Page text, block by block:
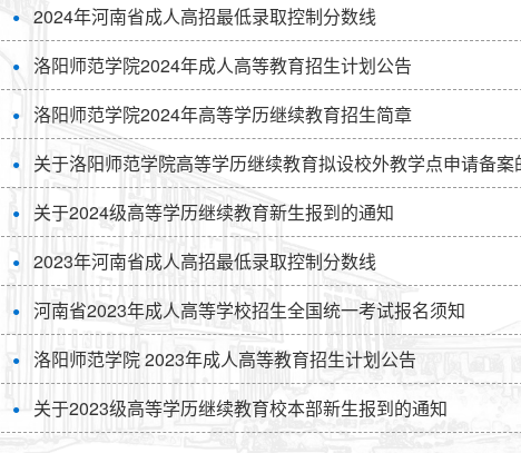
2024年河南省成人高招最低录取控制分数线
洛阳师范学院2024年成人高等教育招生计划公告
洛阳师范学院2024年高等学历继续教育招生简章
关于洛阳师范学院高等学历继续教育拟设校外教学点申请备案
关于2024级高等学历继续教育新生报到的通知
2023年河南省成人高招最低录取控制分数线
河南省2023年成人高等学校招生全国统一考试报名须知
洛阳师范学院 2023年成人高等教育招生计划公告
关于2023级高等学历继续教育校本部新生报到的通知